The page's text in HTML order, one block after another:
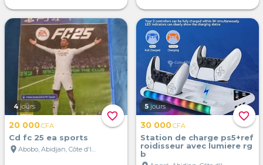
favorite_border
4 jours
20 000CFA
Cd fc 25 ea sports
location_on
Abobo, Abidjan, Côte d'Ivoire
favorite_border
5 jours
30 000CFA
Station de charge ps5+ref
roidisseur avec lumiere rg
b